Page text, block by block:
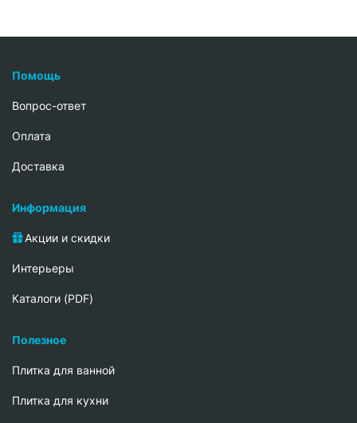
Помощь
Вопрос-ответ
Oплата
Доставка
Информация
Акции и скидки
Интерьеры
Каталоги (PDF)
Полезное
Плитка для ванной
Плитка для кухни